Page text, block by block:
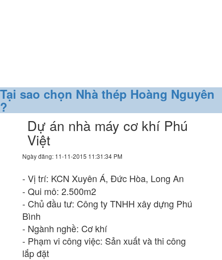
Tại sao chọn Nhà thép Hoàng Nguyên
?
Dự án nhà máy cơ khí Phú
Việt
Ngày đăng: 11-11-2015 11:31:34 PM
- Vị trí: KCN Xuyên Á, Đức Hòa, Long An
- Qui mô: 2.500m2
- Chủ đầu tư: Công ty TNHH xây dựng Phú
Bình
- Ngành nghề: Cơ khí
- Phạm vi công việc: Sản xuất và thi công
lắp đặt